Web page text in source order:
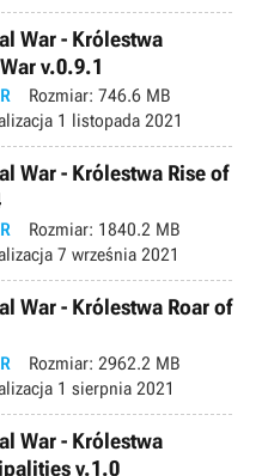
War - Królestwa
v.0.9.1
Rozmiar: 746.6 MB
1 listopada 2021
War - Królestwa Rise of
Rozmiar: 1840.2 MB
7 września 2021
War - Królestwa Roar of
Rozmiar: 2962.2 MB
1 sierpnia 2021
War - Królestwa
v.1.0